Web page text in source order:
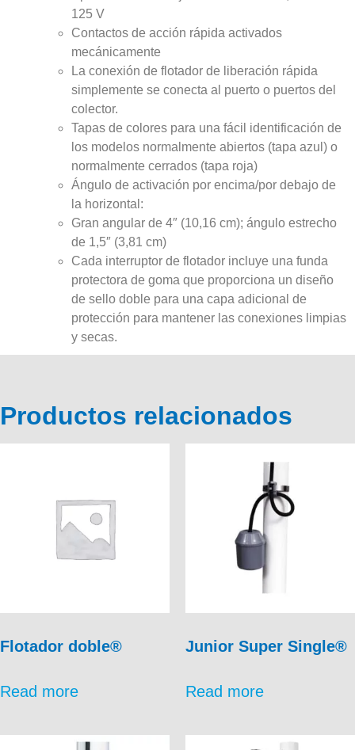
125 V
Contactos de acción rápida activados
mecánicamente
La conexión de flotador de liberación rápida
simplemente se conecta al puerto o puertos del
colector.
Tapas de colores para una fácil identificación de
los modelos normalmente abiertos (tapa azul) o
normalmente cerrados (tapa roja)
Ángulo de activación por encima/por debajo de
la horizontal:
Gran angular de 4″ (10,16 cm); ángulo estrecho
de 1,5″ (3,81 cm)
Cada interruptor de flotador incluye una funda
protectora de goma que proporciona un diseño
de sello doble para una capa adicional de
protección para mantener las conexiones limpias
y secas.
Productos relacionados
Flotador doble®
Read more
Junior Super Single®
Read more